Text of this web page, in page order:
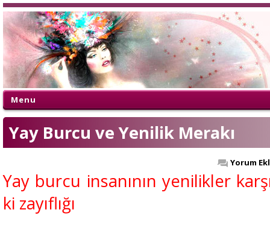
Menu
Yay Burcu ve Yenilik Merakı
Yorum
Yay burcu insanının yenilikler
ki zayıflığı